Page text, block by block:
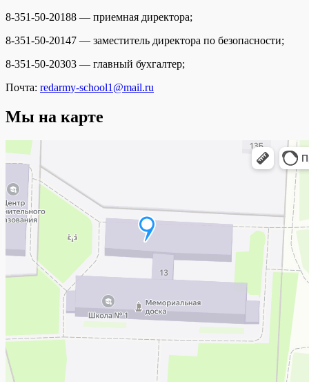
8-351-50-20188 — приемная директора;
8-351-50-20147 — заместитель директора по безопасности;
8-351-50-20303 — главный бухгалтер;
Почта: redarmy-school1@mail.ru
Мы на карте